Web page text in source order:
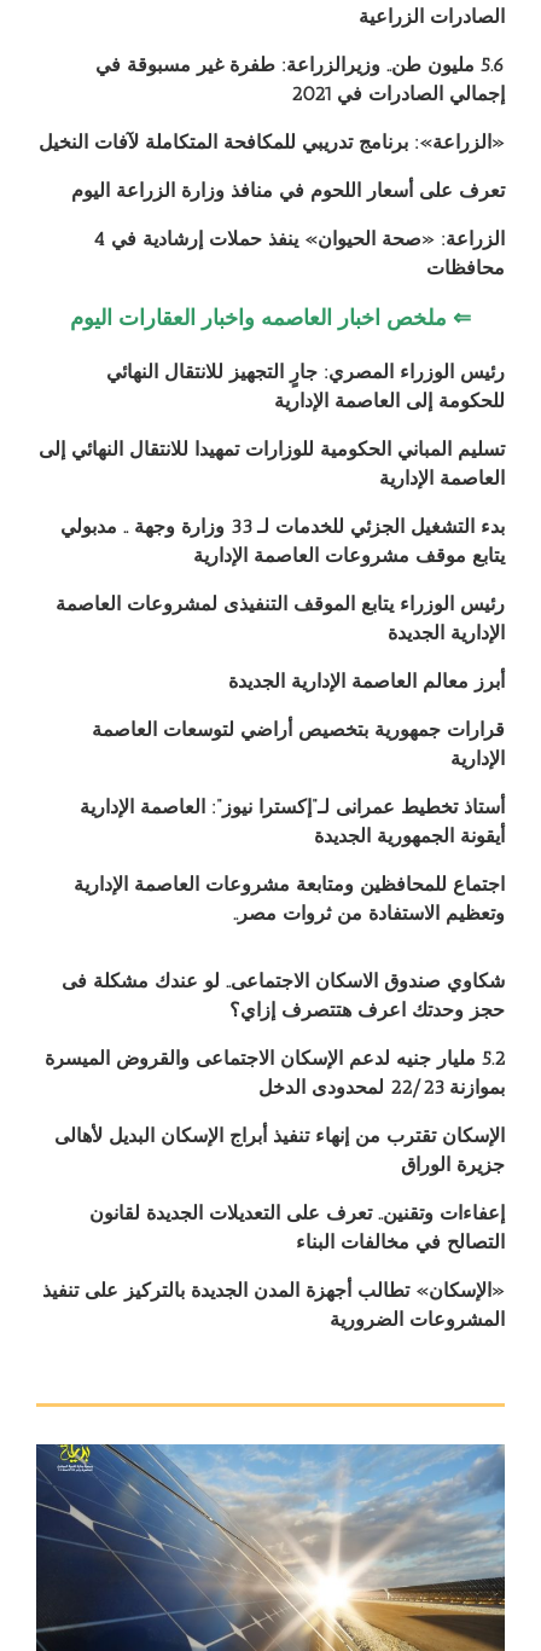
الصادرات الزراعية
5.6 مليون طن.. وزيرالزراعة: طفرة غير مسبوقة في
إجمالي الصادرات في 2021
«الزراعة»: برنامج تدريبي للمكافحة المتكاملة لآفات النخيل
تعرف على أسعار اللحوم في منافذ وزارة الزراعة اليوم
الزراعة: «صحة الحيوان» ينفذ حملات إرشادية في 4
محافظات
⇐ ملخص اخبار العاصمه واخبار العقارات اليوم
رئيس الوزراء المصري: جارٍ التجهيز للانتقال النهائي
للحكومة إلى العاصمة الإدارية
تسليم المباني الحكومية للوزارات تمهيدا للانتقال النهائي إلى
العاصمة الإدارية
بدء التشغيل الجزئي للخدمات لـ 33 وزارة وجهة .. مدبولي
يتابع موقف مشروعات العاصمة الإدارية
رئيس الوزراء يتابع الموقف التنفيذى لمشروعات العاصمة
الإدارية الجديدة
أبرز معالم العاصمة الإدارية الجديدة
قرارات جمهورية بتخصيص أراضي لتوسعات العاصمة
الإدارية
أستاذ تخطيط عمرانى لـ”إكسترا نيوز”: العاصمة الإدارية
أيقونة الجمهورية الجديدة
اجتماع للمحافظين ومتابعة مشروعات العاصمة الإدارية
وتعظيم الاستفادة من ثروات مصر..
شكاوي صندوق الاسكان الاجتماعى.. لو عندك مشكلة فى
حجز وحدتك اعرف هتتصرف إزاي؟
5.2 مليار جنيه لدعم الإسكان الاجتماعى والقروض الميسرة
بموازنة 22/23 لمحدودى الدخل
الإسكان تقترب من إنهاء تنفيذ أبراج الإسكان البديل لأهالى
جزيرة الوراق
إعفاءات وتقنين.. تعرف على التعديلات الجديدة لقانون
التصالح في مخالفات البناء
«الإسكان» تطالب أجهزة المدن الجديدة بالتركيز على تنفيذ
المشروعات الضرورية